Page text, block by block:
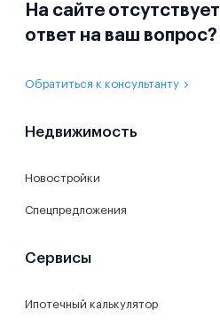
На сайте отсутствует
ответ на ваш вопрос?
Обратиться к консультанту
Недвижимость
Новостройки
Спецпредложения
Сервисы
Ипотечный калькулятор